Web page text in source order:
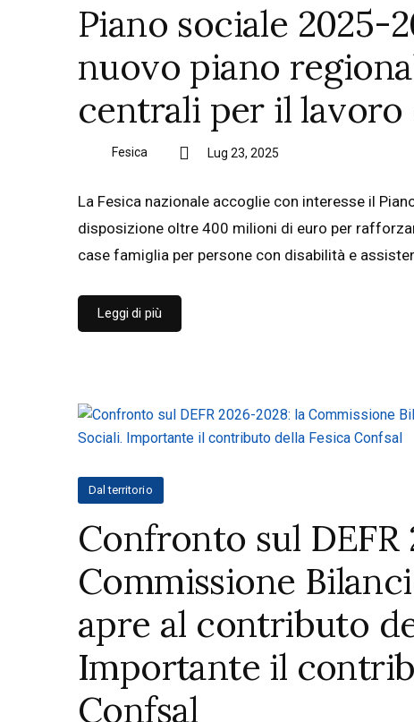
Piano sociale 2025-
nuovo piano
centrali per il
Fesica Lug 23, 2025
La Fesica nazionale accoglie con interesse il
disposizione oltre 400 milioni di euro per
case famiglia per persone con disabilità e
Leggi di più
Dal territorio
Confronto sul DEFR
Commissione
apre al contributo
Importante il
Confsal